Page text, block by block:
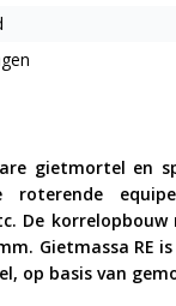
gietmortel en
De korrelopbouw
Gietmassa RE
op basis van